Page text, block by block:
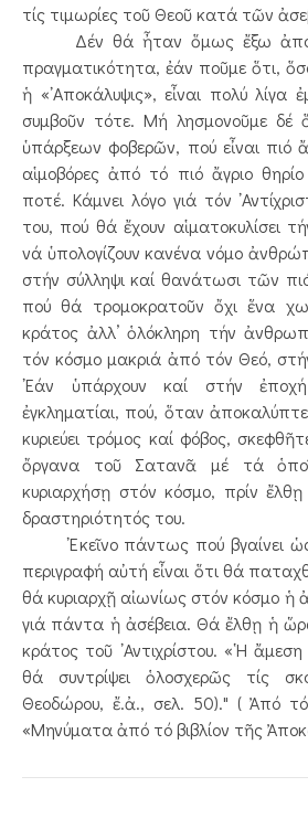
τίς τιμωρίες τοῦ Θεοῦ κατά τῶν
Δέν θά ἦταν ὅμως ἔξω ἀπό
πραγματικότητα, ἐάν ποῦμε ὅτι,
ἡ «᾿Αποκάλυψις», εἶναι πολύ
συμβοῦν τότε. Μή λησμονοῦμε δέ
ὑπάρξεων φοβερῶν, πού εἶναι πιό
αἱμοβόρες ἀπό τό πιό ἄγριο
ποτέ. Κάμνει λόγο γιά τόν
του, πού θά ἔχουν αἱματοκυλίσει
νά ὑπολογίζουν κανένα νόμο
στήν σύλληψι καί θανάτωσι τῶν
πού θά τρομοκρατοῦν ὄχι ἕνα
κράτος ἀλλ’ ὁλόκληρη τήν
τόν κόσμο μακριά ἀπό τόν Θεό,
᾿Εάν ὑπάρχουν καί στήν
ἐγκληματίαι, πού, ὅταν
κυριεύει τρόμος καί φόβος,
ὄργανα τοῦ Σατανᾶ μέ τά
κυριαρχήσῃ στόν κόσμο, πρίν
δραστηριότητός του.
᾿Εκεῖνο πάντως πού βγαίνει
περιγραφή αὐτή εἶναι ὅτι θά
θά κυριαρχῇ αἰωνίως στόν κόσμο ἡ
γιά πάντα ἡ ἀσέβεια. Θά ἔλθῃ ἡ
κράτος τοῦ ᾿Αντιχρίστου. «῾Η
θά συντρίψει ὁλοσχερῶς τίς
Θεοδώρου, ἔ.ἀ., σελ. 50)." ( Ἀπό τό
«Μηνύματα ἀπό τό βιβλίον τῆς